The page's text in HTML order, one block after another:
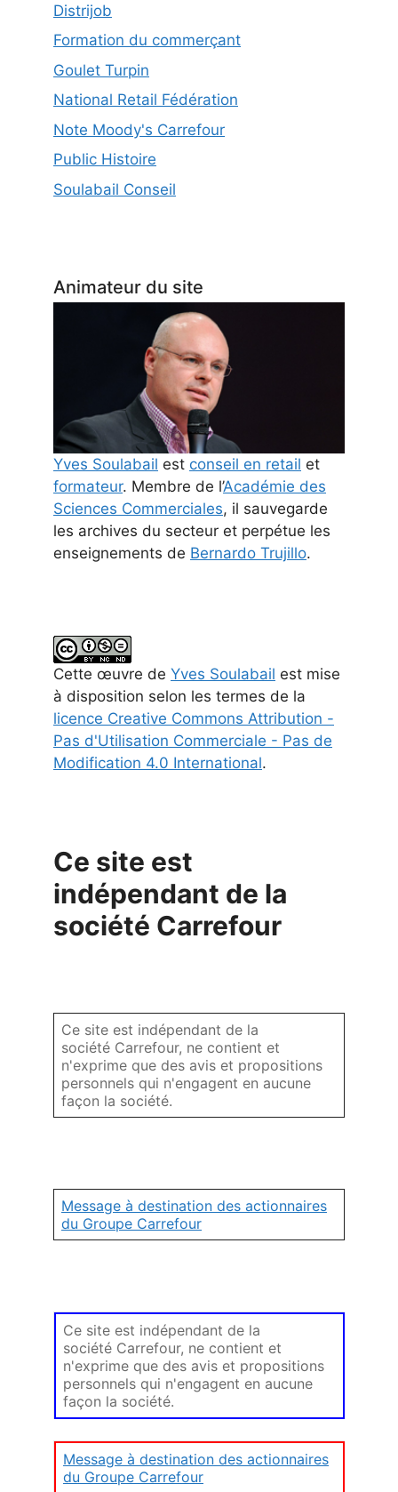
Distrijob
Formation du commerçant
Goulet Turpin
National Retail Fédération
Note Moody's Carrefour
Public Histoire
Soulabail Conseil
Animateur du site
Yves Soulabail est conseil en retail et
formateur. Membre de l’Académie des
Sciences Commerciales, il sauvegarde
les archives du secteur et perpétue les
enseignements de Bernardo Trujillo.
Cette œuvre de Yves Soulabail est mise
à disposition selon les termes de la
licence Creative Commons Attribution -
Pas d'Utilisation Commerciale - Pas de
Modification 4.0 International.
Ce site est
indépendant de la
société Carrefour
Ce site est indépendant de la
société Carrefour, ne contient et
n'exprime que des avis et propositions
personnels qui n'engagent en aucune
façon la société.
Message à destination des actionnaires
du Groupe Carrefour
Ce site est indépendant de la
société Carrefour, ne contient et
n'exprime que des avis et propositions
personnels qui n'engagent en aucune
façon la société.
Message à destination des actionnaires
du Groupe Carrefour